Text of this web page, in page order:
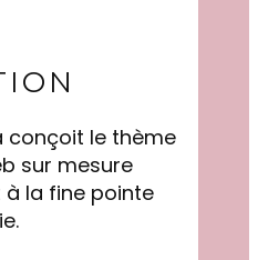
conçoit le thème
sur mesure
la fine pointe